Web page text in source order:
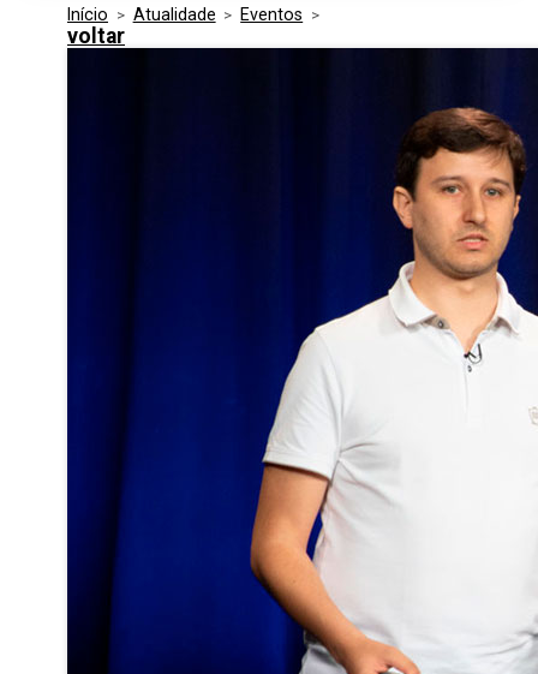
Segurança
Media Kit
Eventos
Início > Atualidade > Eventos >
voltar